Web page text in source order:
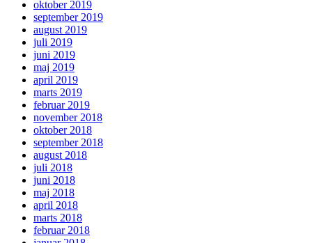
oktober 2019
september 2019
august 2019
juli 2019
juni 2019
maj 2019
april 2019
marts 2019
februar 2019
november 2018
oktober 2018
september 2018
august 2018
juli 2018
juni 2018
maj 2018
april 2018
marts 2018
februar 2018